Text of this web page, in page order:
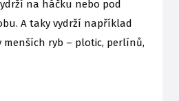
na háčku nebo pod
A taky vydrží například
menších ryb – plotic, perlínů,